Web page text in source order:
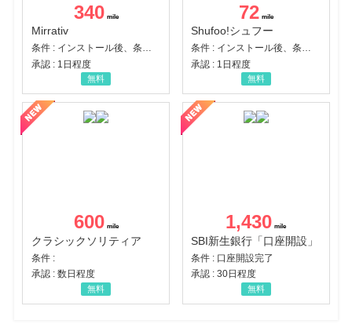
340
Mirrativ
条件 : インストール後、条件達成
承認 : 1日程度
無料
72
Shufoo!シュフー
条件 : インストール後、条件達成
承認 : 1日程度
無料
600
クラシックソリティア
条件 :
承認 : 数日程度
無料
1,430
SBI新生銀行「口座開設」
条件 : 口座開設完了
承認 : 30日程度
無料